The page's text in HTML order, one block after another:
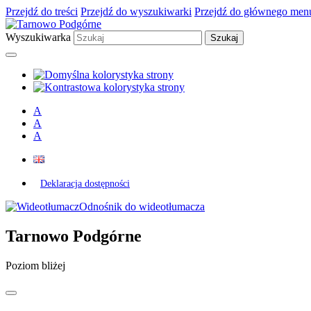
Przejdź do treści Przejdź do wyszukiwarki Przejdź do głównego
Wyszukiwarka
A
A
A
Deklaracja dostępności
Odnośnik do wideotłumacza
Tarnowo Podgórne
Poziom bliżej